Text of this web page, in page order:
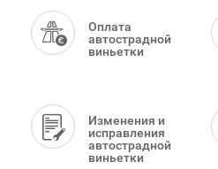
Menu
Оплата
автострадной
виньетки
Изменения и
исправления
автострадной
виньетки